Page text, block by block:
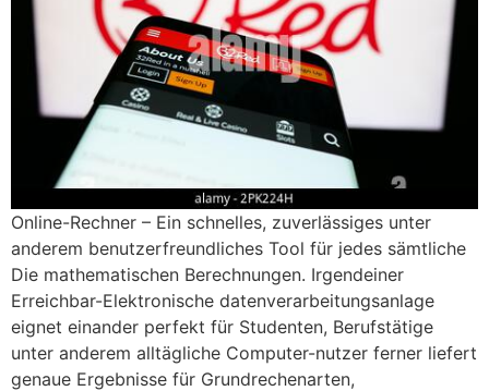
Online-Rechner – Ein schnelles, zuverlässiges unter
anderem benutzerfreundliches Tool für jedes sämtliche
Die mathematischen Berechnungen. Irgendeiner
Erreichbar-Elektronische datenverarbeitungsanlage
eignet einander perfekt für Studenten, Berufstätige
unter anderem alltägliche Computer-nutzer ferner liefert
genaue Ergebnisse für Grundrechenarten,